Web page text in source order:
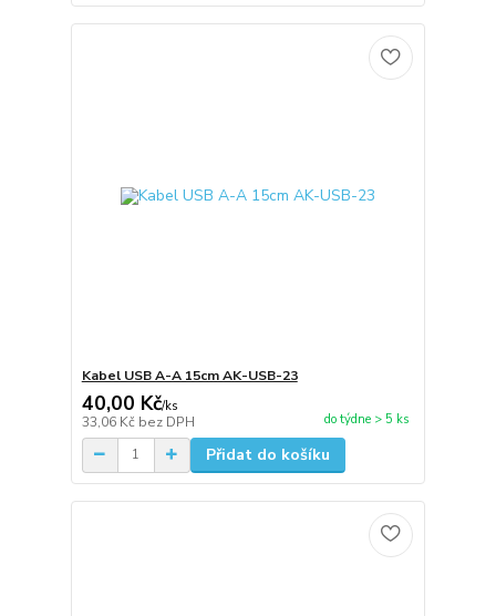
Kabel USB A-A 15cm AK-USB-23
40,00 Kč/ks
33,06 Kč bez DPH do týdne > 5 ks
Přidat do košíku